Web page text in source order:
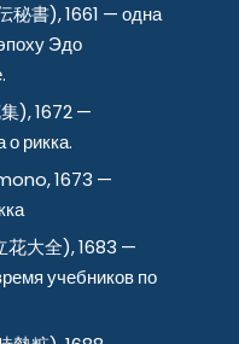
書), 1661 — одна
Эдо
), 1672 —
рикка.
1673 —
大全), 1683 —
учебников по